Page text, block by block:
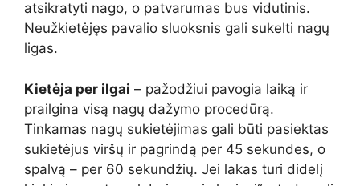
atsikratyti nago, o patvarumas bus vidutinis.
Neužkietėjęs pavalio sluoksnis gali sukelti nagų
ligas.
Kietėja per ilgai – pažodžiui pavogia laiką ir
prailgina visą nagų dažymo procedūrą.
Tinkamas nagų sukietėjimas gali būti pasiektas
sukietėjus viršų ir pagrindą per 45 sekundes, o
spalvą – per 60 sekundžių. Jei lakas turi didelį